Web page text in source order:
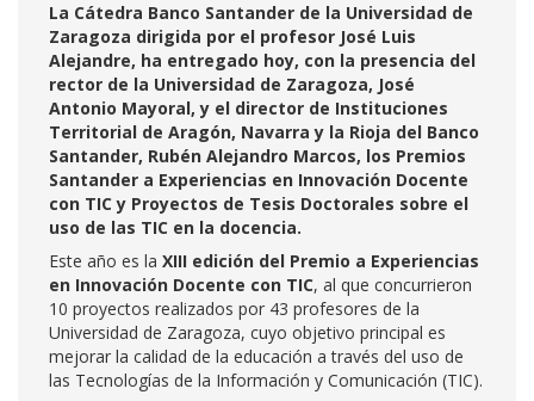
La Cátedra Banco Santander de la Universidad de
Zaragoza dirigida por el profesor José Luis
Alejandre, ha entregado hoy, con la presencia del
rector de la Universidad de Zaragoza, José
Antonio Mayoral, y el director de Instituciones
Territorial de Aragón, Navarra y la Rioja del Banco
Santander, Rubén Alejandro Marcos, los Premios
Santander a Experiencias en Innovación Docente
con TIC y Proyectos de Tesis Doctorales sobre el
uso de las TIC en la docencia.
Este año es la XIII edición del Premio a Experiencias
en Innovación Docente con TIC, al que concurrieron
10 proyectos realizados por 43 profesores de la
Universidad de Zaragoza, cuyo objetivo principal es
mejorar la calidad de la educación a través del uso de
las Tecnologías de la Información y Comunicación (TIC).